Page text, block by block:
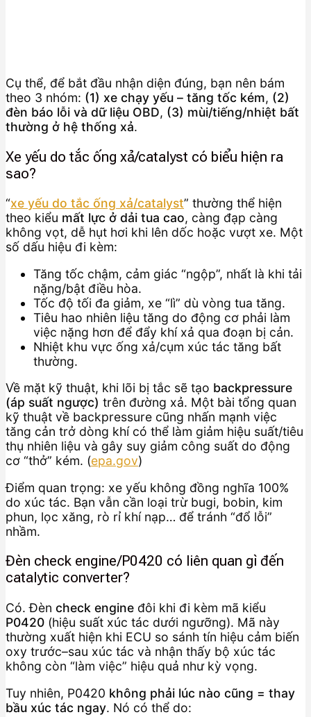
Cụ thể, để bắt đầu nhận diện đúng, bạn nên bám
theo 3 nhóm: (1) xe chạy yếu – tăng tốc kém, (2)
đèn báo lỗi và dữ liệu OBD, (3) mùi/tiếng/nhiệt bất
thường ở hệ thống xả.
Xe yếu do tắc ống xả/catalyst có biểu hiện ra
sao?
“xe yếu do tắc ống xả/catalyst” thường thể hiện
theo kiểu mất lực ở dải tua cao, càng đạp càng
không vọt, dễ hụt hơi khi lên dốc hoặc vượt xe. Một
số dấu hiệu đi kèm:
Tăng tốc chậm, cảm giác “ngộp”, nhất là khi tải
nặng/bật điều hòa.
Tốc độ tối đa giảm, xe “lì” dù vòng tua tăng.
Tiêu hao nhiên liệu tăng do động cơ phải làm
việc nặng hơn để đẩy khí xả qua đoạn bị cản.
Nhiệt khu vực ống xả/cụm xúc tác tăng bất
thường.
Về mặt kỹ thuật, khi lõi bị tắc sẽ tạo backpressure
(áp suất ngược) trên đường xả. Một bài tổng quan
kỹ thuật về backpressure cũng nhấn mạnh việc
tăng cản trở dòng khí có thể làm giảm hiệu suất/tiêu
thụ nhiên liệu và gây suy giảm công suất do động
cơ “thở” kém. (epa.gov)
Điểm quan trọng: xe yếu không đồng nghĩa 100%
do xúc tác. Bạn vẫn cần loại trừ bugi, bobin, kim
phun, lọc xăng, rò rỉ khí nạp… để tránh “đổ lỗi”
nhầm.
Đèn check engine/P0420 có liên quan gì đến
catalytic converter?
Có. Đèn check engine đôi khi đi kèm mã kiểu
P0420 (hiệu suất xúc tác dưới ngưỡng). Mã này
thường xuất hiện khi ECU so sánh tín hiệu cảm biến
oxy trước–sau xúc tác và nhận thấy bộ xúc tác
không còn “làm việc” hiệu quả như kỳ vọng.
Tuy nhiên, P0420 không phải lúc nào cũng = thay
bầu xúc tác ngay. Nó có thể do: